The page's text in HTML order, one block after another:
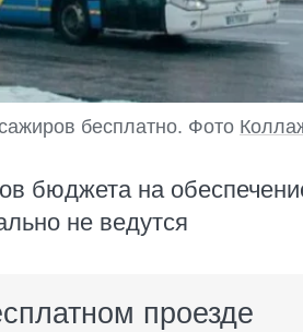
бесплатно. Фото
бюджета на
не ведутся
проезде